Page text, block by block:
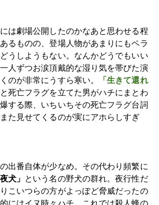
は劇場公開したのかなあと思わせる程
るものの、登場人物があまりにもペラ
うしようもない。なんかどうでもいい
人ずつお涙頂戴的な湿り気を帯びた演
のが非常にうすら寒い。
「生きて還れ
と死亡フラグを立てた男がハチにまとわ
する際、いちいちその死亡フラグ台詞
た見せてくるのが実にアホらしすぎ
出番自体が少なめ。その代わり頻繁に
犬」 という名の野犬の群れ。夜行性だ
こいつらの方がよっぽど脅威だったの